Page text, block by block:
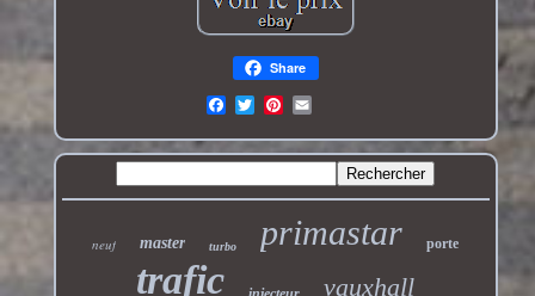
Share
neuf master turbo primastar porte
trafic vauxhall